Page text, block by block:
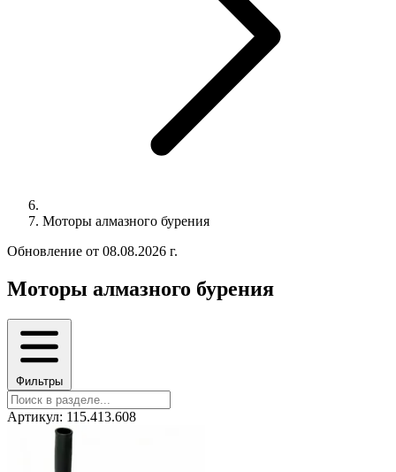
Моторы алмазного бурения
Обновление от 08.08.2026 г.
Моторы алмазного бурения
Фильтры
Артикул: 115.413.608